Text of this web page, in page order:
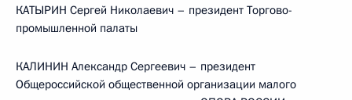
КАТЫРИН Сергей Николаевич – президент Торгово-
промышленной палаты
КАЛИНИН Александр Сергеевич – президент
Общероссийской общественной организации малого